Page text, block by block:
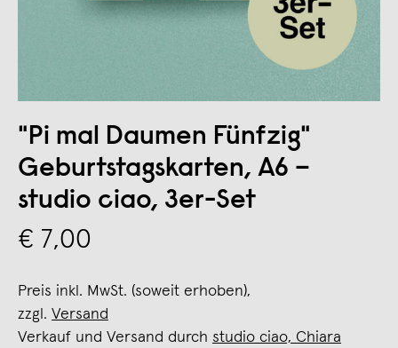
"Pi mal Daumen Fünfzig"
Geburtstagskarten, A6 –
studio ciao, 3er-Set
€ 7,00
Preis inkl. MwSt. (soweit erhoben),
zzgl. Versand
Verkauf und Versand durch studio ciao, Chiara